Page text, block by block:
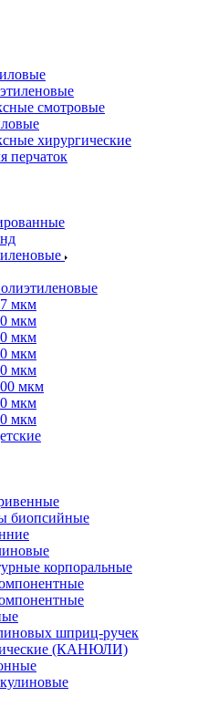
смотровые
хирургические
перчаток
мкм
мкм
мкм
мкм
мкм
мкм
мкм
мкм
биопсийные
корпоральные
шприц-ручек
(КАНЮЛИ)